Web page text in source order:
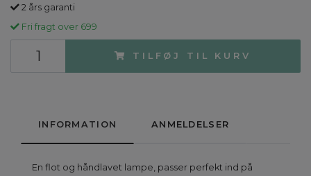
2 års garanti
Fri fragt over 699
TILFØJ TIL KURV
INFORMATION ANMELDELSER
En flot og håndlavet lampe, passer perfekt ind på